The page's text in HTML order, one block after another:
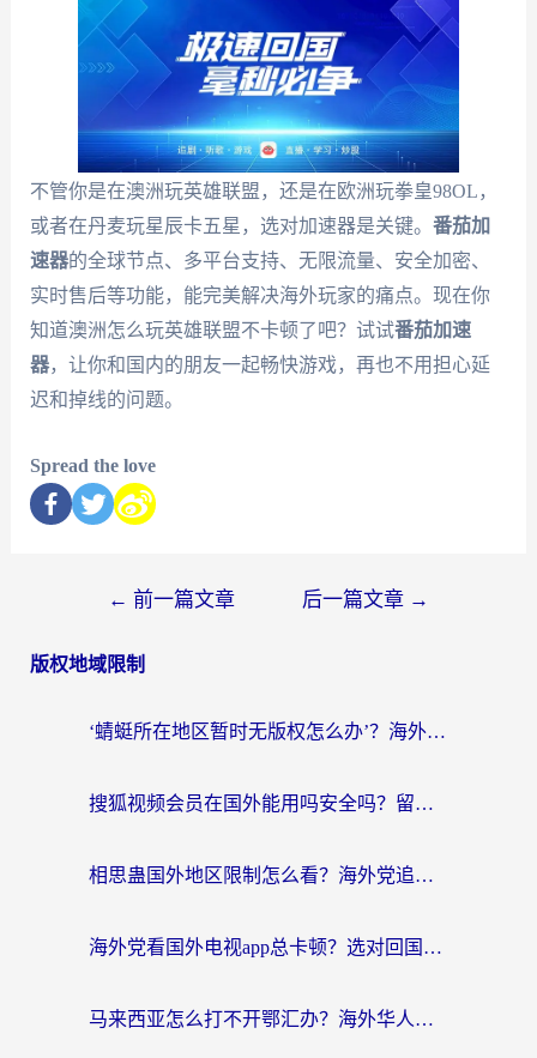
不管你是在澳洲玩英雄联盟，还是在欧洲玩拳皇98OL，
或者在丹麦玩星辰卡五星，选对加速器是关键。 番茄加
速器的全球节点、多平台支持、无限流量、安全加密、
实时售后等功能，能完美解决海外玩家的痛点。现在你
知道澳洲怎么玩英雄联盟不卡顿了吧？试试番茄加速
器，让你和国内的朋友一起畅快游戏，再也不用担心延
迟和掉线的问题。
Spread the love
← 前一篇文章 后一篇文章 →
版权地域限制
‘蜻蜓所在地区暂时无版权怎么办’？海外党看国内内容、办国内事的实用指南
搜狐视频会员在国外能用吗安全吗？留学生亲测有效的回国观影解决方案
相思蛊国外地区限制怎么看？海外党追剧听歌的终极解决方案
海外党看国外电视app总卡顿？选对回国加速器，追剧购物两不误
马来西亚怎么打不开鄂汇办？海外华人必备的回国加速指南，解决追剧、办事、阅读难题